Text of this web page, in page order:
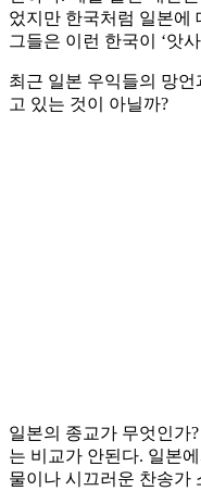
었지만 한국처럼 일본에
그들은 이런 한국이 ‘앗
최근 일본 우익들의 망
고 있는 것이 아닐까?
일본의 종교가 무엇인가
는 비교가 안된다. 일본
물이나 시끄러운 찬송가